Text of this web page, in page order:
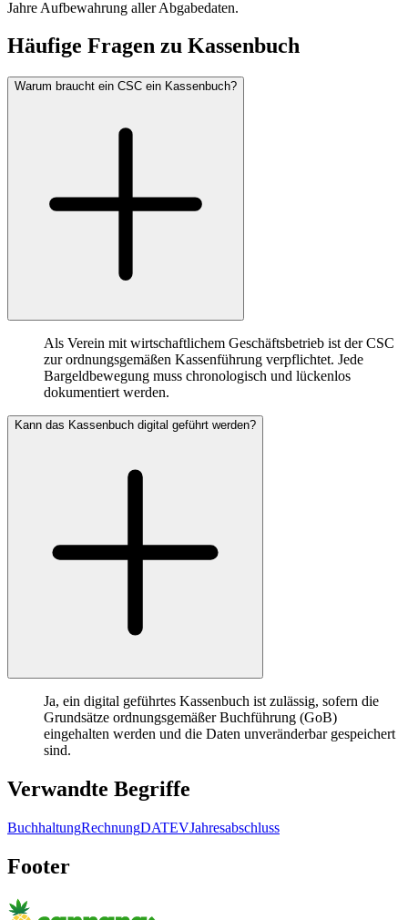
Jahre Aufbewahrung aller Abgabedaten.
Häufige Fragen zu Kassenbuch
Warum braucht ein CSC ein Kassenbuch?
Als Verein mit wirtschaftlichem Geschäftsbetrieb ist der CSC
zur ordnungsgemäßen Kassenführung verpflichtet. Jede
Bargeldbewegung muss chronologisch und lückenlos
dokumentiert werden.
Kann das Kassenbuch digital geführt werden?
Ja, ein digital geführtes Kassenbuch ist zulässig, sofern die
Grundsätze ordnungsgemäßer Buchführung (GoB)
eingehalten werden und die Daten unveränderbar gespeichert
sind.
Verwandte Begriffe
BuchhaltungRechnungDATEVJahresabschluss
Footer